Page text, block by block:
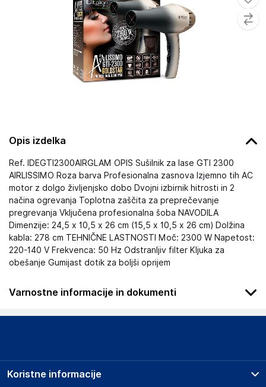
Opis izdelka
Ref. IDEGTI2300AIRGLAM OPIS Sušilnik za lase GTI 2300
AIRLISSIMO Roza barva Profesionalna zasnova Izjemno tih AC
motor z dolgo življenjsko dobo Dvojni izbirnik hitrosti in 2
načina ogrevanja Toplotna zaščita za preprečevanje
pregrevanja Vključena profesionalna šoba NAVODILA
Dimenzije: 24,5 x 10,5 x 26 cm (15,5 x 10,5 x 26 cm) Dolžina
kabla: 278 cm TEHNIČNE LASTNOSTI Moč: 2300 W Napetost:
220-140 V Frekvenca: 50 Hz Odstranljiv filter Kljuka za
obešanje Gumijast dotik za boljši oprijem
Varnostne informacije in dokumenti
Podatki o proizvajalcu
POSTQUAM COSMETIC S.L
Koristne informacije